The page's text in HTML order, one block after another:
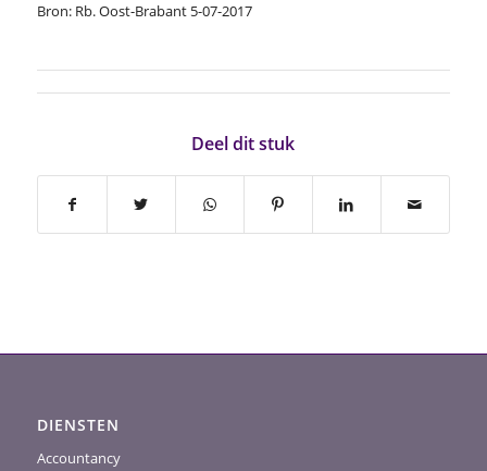
Bron: Rb. Oost-Brabant 5-07-2017
Deel dit stuk
DIENSTEN
Accountancy